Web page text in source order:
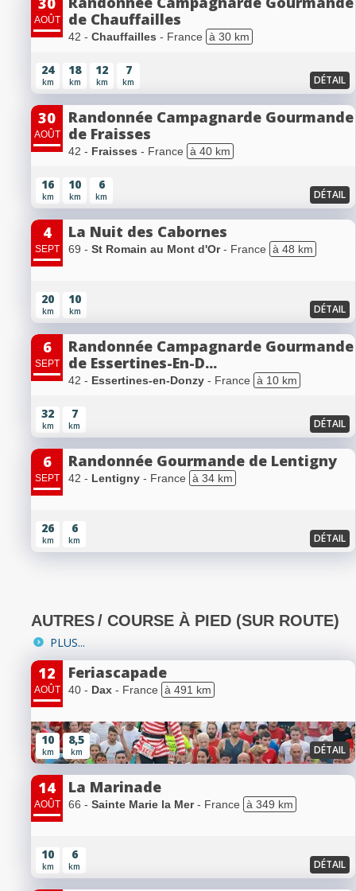
AOÛT
de Chauffailles
42 - Chauffailles - France à 30 km
24
km
18
km
12
km
7
km DÉTAIL
30
AOÛT
Randonnée Campagnarde Gourmande
de Fraisses
42 - Fraisses - France à 40 km
16
km
10
km
6
km DÉTAIL
4
SEPT
La Nuit des Cabornes
69 - St Romain au Mont d'Or- France à 48 km
20
km
10
km DÉTAIL
6
SEPT
Randonnée Campagnarde Gourmande
de Essertines-En-D...
42 - Essertines-en-Donzy - France à 10 km
32
km
7
km DÉTAIL
6
SEPT
Randonnée Gourmande de Lentigny
42 - Lentigny - France à 34 km
26
km
6
km DÉTAIL
AUTRES/ COURSE À PIED (SUR ROUTE)
PLUS...
12
AOÛT
Feriascapade
40 - Dax - France à 491 km
10
km
8,5
km DÉTAIL
14
AOÛT
La Marinade
66 - Sainte Marie la Mer- France à 349 km
10
km
6
km DÉTAIL